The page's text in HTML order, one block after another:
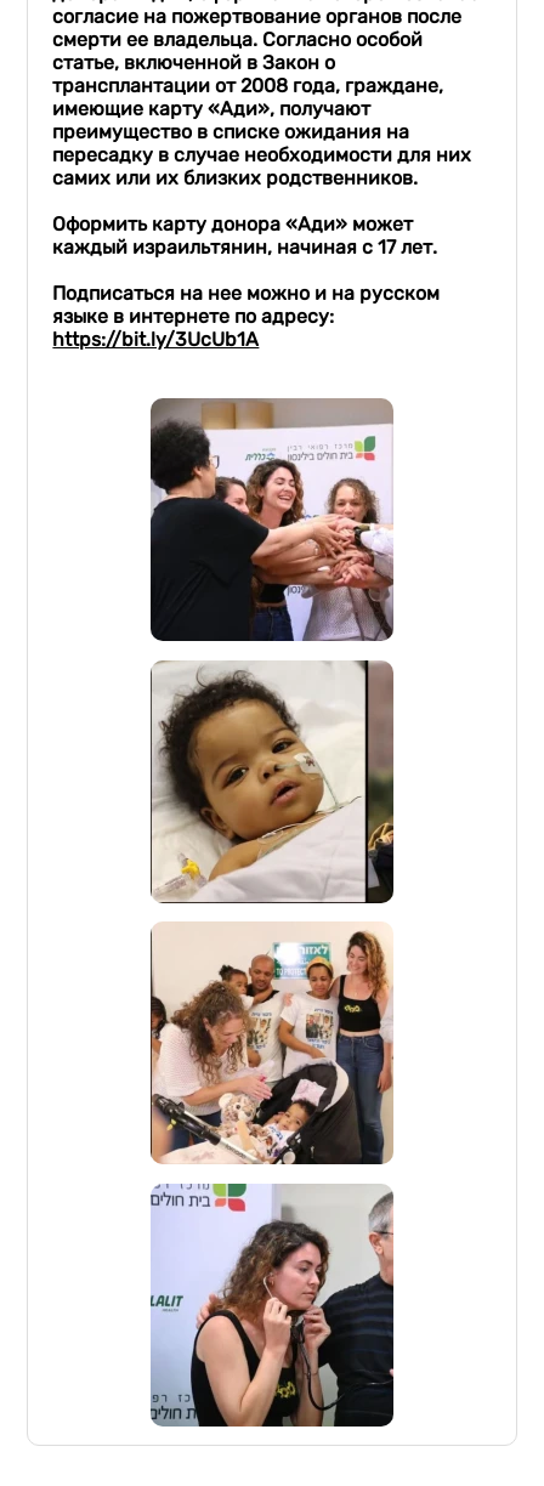
согласие на пожертвование органов после
смерти ее владельца. Согласно особой
статье, включенной в Закон о
трансплантации от 2008 года, граждане,
имеющие карту «Ади», получают
преимущество в списке ожидания на
пересадку в случае необходимости для них
самих или их близких родственников.
Оформить карту донора «Ади» может
каждый израильтянин, начиная с 17 лет.
Подписаться на нее можно и на русском
языке в интернете по адресу:
https://bit.ly/3UcUb1A